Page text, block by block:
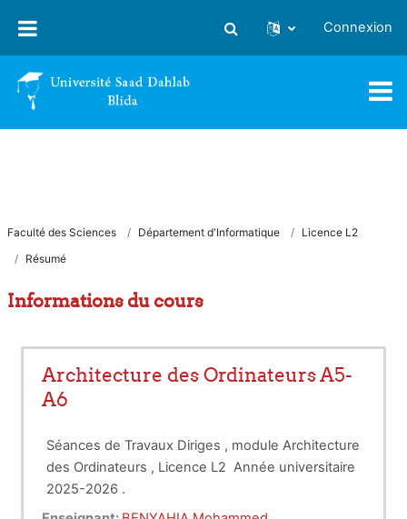
Activer/désactiver la saisie
Connexion
Faculté des Sciences Département d'Informatique
Licence L2
Résumé
Informations du cours
Architecture des Ordinateurs A5-
A6
Séances de Travaux Diriges , module Architecture
des Ordinateurs , Licence L2 Année universitaire
2025-2026 .